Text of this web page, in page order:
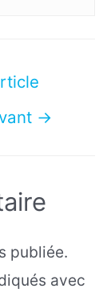
→
publiée.
avec